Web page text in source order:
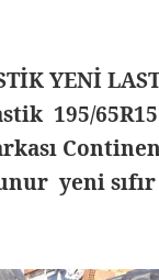
YENİ
195/65R15
yeni sıfır